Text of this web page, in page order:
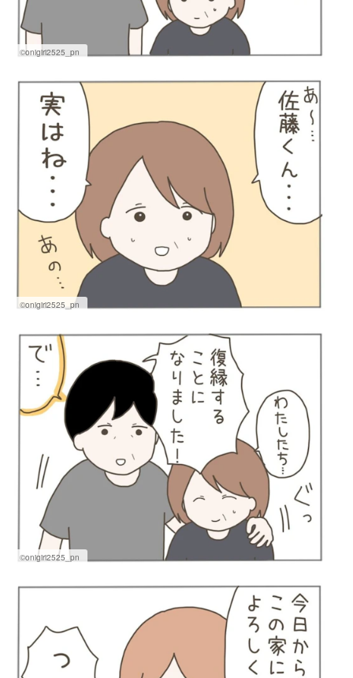
©onigiri2525_pn
©onigiri2525_pn
©onigiri2525_pn